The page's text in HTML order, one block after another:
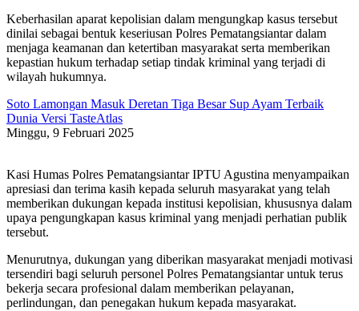
Keberhasilan aparat kepolisian dalam mengungkap kasus tersebut
dinilai sebagai bentuk keseriusan Polres Pematangsiantar dalam
menjaga keamanan dan ketertiban masyarakat serta memberikan
kepastian hukum terhadap setiap tindak kriminal yang terjadi di
wilayah hukumnya.
Soto Lamongan Masuk Deretan Tiga Besar Sup Ayam Terbaik
Dunia Versi TasteAtlas
Minggu, 9 Februari 2025
Kasi Humas Polres Pematangsiantar IPTU Agustina menyampaikan
apresiasi dan terima kasih kepada seluruh masyarakat yang telah
memberikan dukungan kepada institusi kepolisian, khususnya dalam
upaya pengungkapan kasus kriminal yang menjadi perhatian publik
tersebut.
Menurutnya, dukungan yang diberikan masyarakat menjadi motivasi
tersendiri bagi seluruh personel Polres Pematangsiantar untuk terus
bekerja secara profesional dalam memberikan pelayanan,
perlindungan, dan penegakan hukum kepada masyarakat.